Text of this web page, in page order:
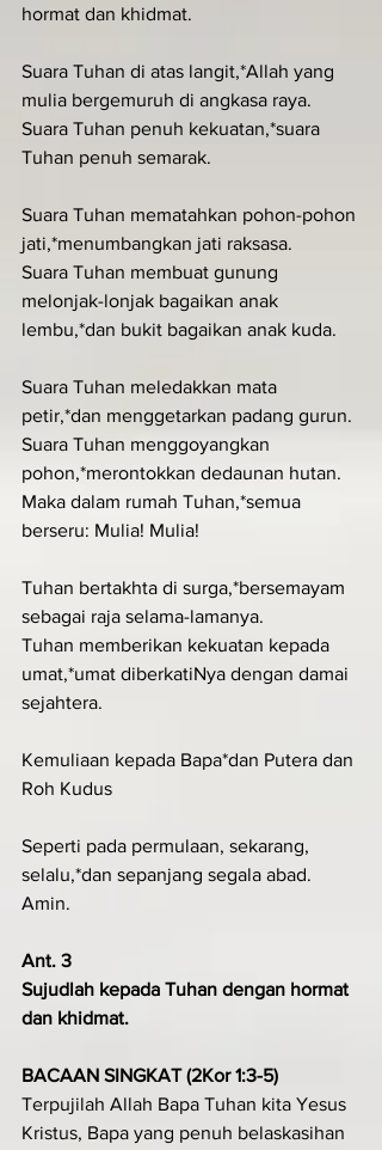
hormat dan khidmat.
Suara Tuhan di atas langit,*Allah yang
mulia bergemuruh di angkasa raya.
Suara Tuhan penuh kekuatan,*suara
Tuhan penuh semarak.
Suara Tuhan mematahkan pohon-pohon
jati,*menumbangkan jati raksasa.
Suara Tuhan membuat gunung
melonjak-lonjak bagaikan anak
lembu,*dan bukit bagaikan anak kuda.
Suara Tuhan meledakkan mata
petir,*dan menggetarkan padang gurun.
Suara Tuhan menggoyangkan
pohon,*merontokkan dedaunan hutan.
Maka dalam rumah Tuhan,*semua
berseru: Mulia! Mulia!
Tuhan bertakhta di surga,*bersemayam
sebagai raja selama-lamanya.
Tuhan memberikan kekuatan kepada
umat,*umat diberkatiNya dengan damai
sejahtera.
Kemuliaan kepada Bapa*dan Putera dan
Roh Kudus
Seperti pada permulaan, sekarang,
selalu,*dan sepanjang segala abad.
Amin.
Ant. 3
Sujudlah kepada Tuhan dengan hormat
dan khidmat.
BACAAN SINGKAT (2Kor 1:3-5)
Terpujilah Allah Bapa Tuhan kita Yesus
Kristus, Bapa yang penuh belaskasihan